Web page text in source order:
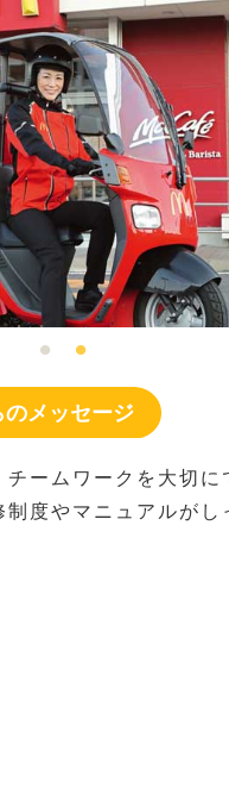
メッセージ
ームワークを大切に
度やマニュアルがし